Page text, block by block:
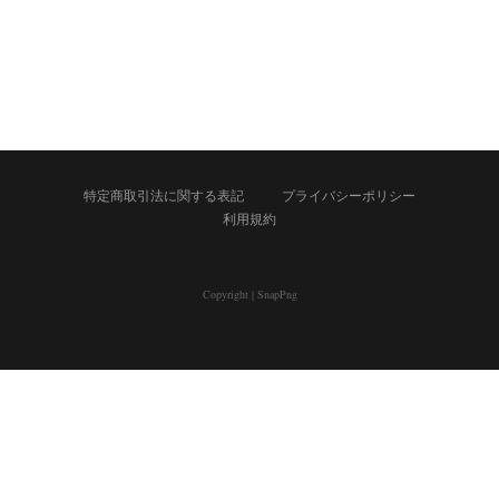
特定商取引法に関する表記
プライバシーポリシー
利用規約
Copyright | SnapPng